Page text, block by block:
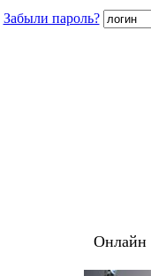
Забыли пароль?
Онлайн